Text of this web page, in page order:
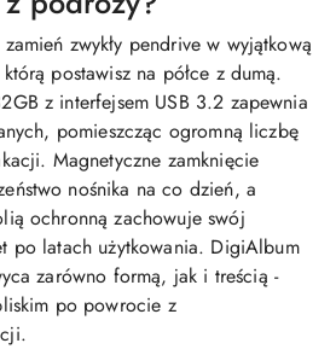
zwykły pendrive w wyjątkową
postawisz na półce z dumą.
z interfejsem USB 3.2 zapewnia
pomieszcząc ogromną liczbę
Magnetyczne zamknięcie
nośnika na co dzień, a
ochronną zachowuje swój
po latach użytkowania. DigiAlbum
zarówno formą, jak i treścią -
po powrocie z